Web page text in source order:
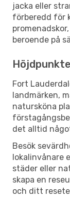
jacka eller
förberedd för
beroende på
Fort
landmärken,
natursköna
det alltid
Besök
lokalinvånare
städer eller
skapa en
och ditt